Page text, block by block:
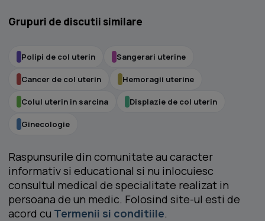
Grupuri de discutii similare
Polipi de col uterin Sangerari uterine
Cancer de col uterin Hemoragii uterine
Colul uterin in sarcina Displazie de col uterin
Ginecologie
Raspunsurile din comunitate au caracter
informativ si educational si nu inlocuiesc
consultul medical de specialitate realizat in
persoana de un medic. Folosind site-ul esti de
acord cu Termenii si conditiile.